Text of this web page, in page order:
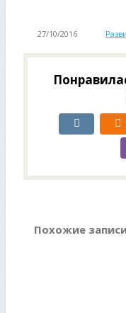
27/10/2016
Похожие